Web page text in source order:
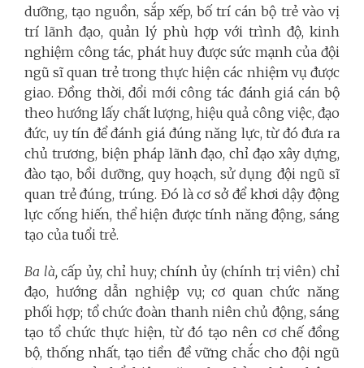
dưỡng, tạo nguồn, sắp xếp, bố trí cán bộ trẻ vào vị
trí lãnh đạo, quản lý phù hợp với trình độ, kinh
nghiệm công tác, phát huy được sức mạnh của đội
ngũ sĩ quan trẻ trong thực hiện các nhiệm vụ được
giao. Đồng thời, đổi mới công tác đánh giá cán bộ
theo hướng lấy chất lượng, hiệu quả công việc, đạo
đức, uy tín để đánh giá đúng năng lực, từ đó đưa ra
chủ trương, biện pháp lãnh đạo, chỉ đạo xây dựng,
đào tạo, bồi dưỡng, quy hoạch, sử dụng đội ngũ sĩ
quan trẻ đúng, trúng. Đó là cơ sở để khơi dậy động
lực cống hiến, thể hiện được tính năng động, sáng
tạo của tuổi trẻ.
Ba là, cấp ủy, chỉ huy; chính ủy (chính trị viên) chỉ
đạo, hướng dẫn nghiệp vụ; cơ quan chức năng
phối hợp; tổ chức đoàn thanh niên chủ động, sáng
tạo tổ chức thực hiện, từ đó tạo nên cơ chế đồng
bộ, thống nhất, tạo tiền đề vững chắc cho đội ngũ